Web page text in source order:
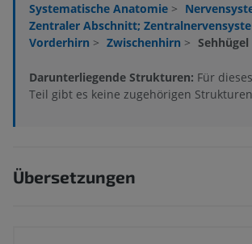
Systematische Anatomie >
Zentraler Abschnitt;
Vorderhirn > Zwischenhirn > Sehhügel
Darunterliegende Strukturen: Für
Teil gibt es keine zugehörigen Strukturen
Übersetzungen